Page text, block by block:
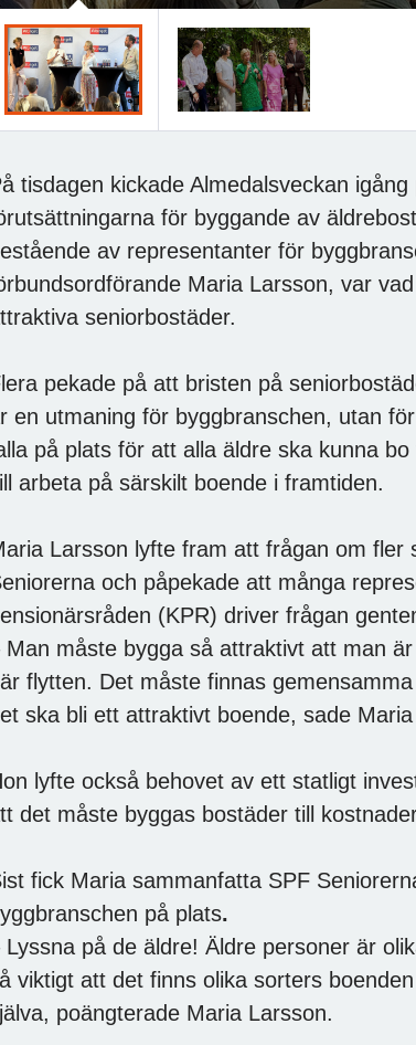
tisdagen kickade Almedalsveckan
för byggande av
av representanter för
Maria Larsson, var
seniorbostäder.
pekade på att bristen på
en utmaning för byggbranschen, utan
på plats för att alla äldre ska kunna
arbeta på särskilt boende i framtiden.
Larsson lyfte fram att frågan om fler
och påpekade att många
(KPR) driver frågan
Man måste bygga så attraktivt att man
flytten. Det måste finnas
ska bli ett attraktivt boende, sade
lyfte också behovet av ett statligt
det måste byggas bostäder till
fick Maria sammanfatta SPF
på plats.
Lyssna på de äldre! Äldre personer är
viktigt att det finns olika sorters
poängterade Maria Larsson.